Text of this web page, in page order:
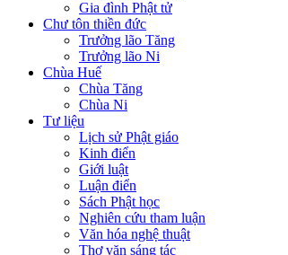
Gia đình Phật tử
Chư tôn thiền đức
Trưởng lão Tăng
Trưởng lão Ni
Chùa Huế
Chùa Tăng
Chùa Ni
Tư liệu
Lịch sử Phật giáo
Kinh điển
Giới luật
Luận điển
Sách Phật học
Nghiên cứu tham luận
Văn hóa nghệ thuật
Thơ văn sáng tác